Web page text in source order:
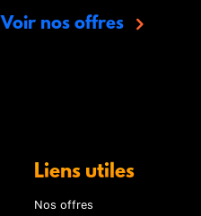
Voir nos offres
Liens utiles
Nos offres